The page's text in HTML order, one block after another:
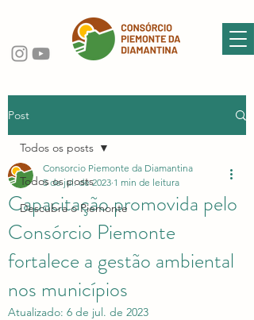
Post
Todos os posts
Descubra o Piemonte
Todos os posts
Capacitação promovida pelo
Consórcio Piemonte
fortalece a gestão ambiental
nos municípios
Consorcio Piemonte da Diamantina
5 de jul. de 2023 1 min de leitura
Atualizado: 6 de jul. de 2023